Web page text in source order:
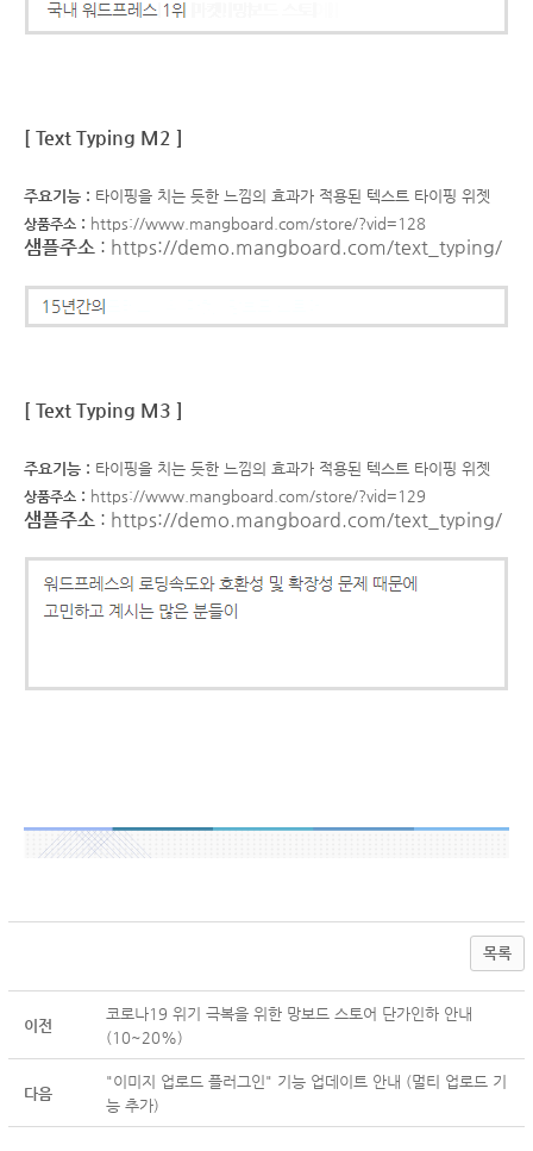
[ Text Typing M2 ]
주요기능 : 타이핑을 치는 듯한 느낌의 효과가 적용된 텍스트 타이핑 위젯
상품주소 : https://www.mangboard.com/store/?vid=128
샘플주소 : https://demo.mangboard.com/text_typing/
[ Text Typing M3 ]
주요기능 : 타이핑을 치는 듯한 느낌의 효과가 적용된 텍스트 타이핑 위젯
상품주소 : https://www.mangboard.com/store/?vid=129
샘플주소 : https://demo.mangboard.com/text_typing/
목록
이전
코로나19 위기 극복을 위한 망보드 스토어 단가인하 안내
(10~20%)
다음
"이미지 업로드 플러그인" 기능 업데이트 안내 (멀티 업로드 기
능 추가)